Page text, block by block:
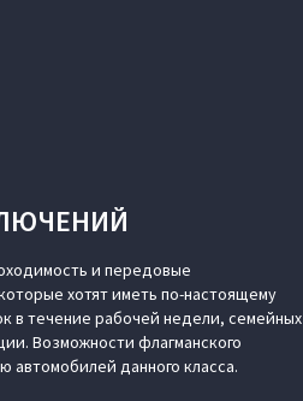
и передовые
хотят иметь по-настоящему
в течение рабочей недели, семейных
Возможности флагманского
автомобилей данного класса.